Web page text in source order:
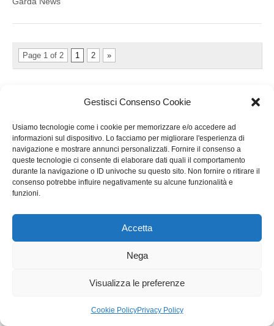
Gestisci Consenso Cookie
Usiamo tecnologie come i cookie per memorizzare e/o accedere ad
informazioni sul dispositivo. Lo facciamo per migliorare l'esperienza di
navigazione e mostrare annunci personalizzati. Fornire il consenso a
queste tecnologie ci consente di elaborare dati quali il comportamento
durante la navigazione o ID univoche su questo sito. Non fornire o ritirare il
consenso potrebbe influire negativamente su alcune funzionalità e
funzioni.
Accetta
Nega
Visualizza le preferenze
Cookie PolicyPrivacy Policy
Page 1 of 2 1 2 »
COMUNI DEL GARDA
article
Bardolino
Brenzone
Castelnuovo
Costermano
Garda
Gargnano
Privacy e cookie: questo sito utilizza i cookie. Continuando a utilizzare
Informativa sui cookie